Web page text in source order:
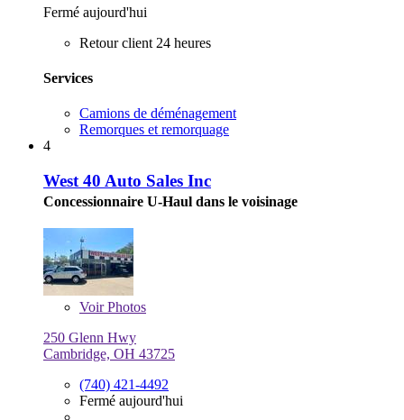
Fermé aujourd'hui
Retour client 24 heures
Services
Camions de déménagement
Remorques et remorquage
4
West 40 Auto Sales Inc
Concessionnaire U-Haul dans le voisinage
VoirPhotos
250 Glenn Hwy
Cambridge, OH 43725
(740) 421-4492
Fermé aujourd'hui